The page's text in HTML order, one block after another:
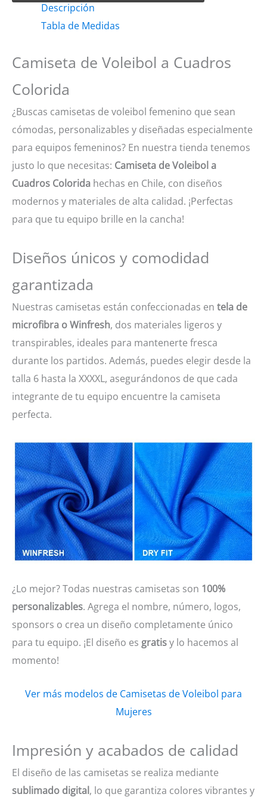
Cuadros
cantidad
Descripción
Tabla de Medidas
Camiseta de Voleibol a Cuadros
Colorida
¿Buscas camisetas de voleibol femenino que sean
cómodas, personalizables y diseñadas especialmente
para equipos femeninos? En nuestra tienda tenemos
justo lo que necesitas: Camiseta de Voleibol a
Cuadros Colorida hechas en Chile, con diseños
modernos y materiales de alta calidad. ¡Perfectas
para que tu equipo brille en la cancha!
Diseños únicos y comodidad
garantizada
Nuestras camisetas están confeccionadas en tela de
microfibra o Winfresh, dos materiales ligeros y
transpirables, ideales para mantenerte fresca
durante los partidos. Además, puedes elegir desde la
talla 6 hasta la XXXXL, asegurándonos de que cada
integrante de tu equipo encuentre la camiseta
perfecta.
¿Lo mejor? Todas nuestras camisetas son 100%
personalizables. Agrega el nombre, número, logos,
sponsors o crea un diseño completamente único
para tu equipo. ¡El diseño es gratisy lo hacemos al
momento!
Ver más modelos de Camisetas de Voleibol para
Mujeres
Impresión y acabados de calidad
El diseño de las camisetas se realiza mediante
sublimado digital, lo que garantiza colores vibrantes y